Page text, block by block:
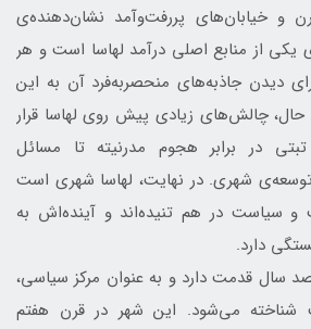
و خیابان‌های پررفت‌وآمد نشان‌دهنده‌ی
یکی از منابع اصلی درآمد لهاسا است و هر
دیدن جاذبه‌های منحصربه‌فرد آن به این
حال، چالش‌های زیادی پیش روی لهاسا قرار
در برابر هجوم مدرنیته تا مسائل
شهری. در نهایت، لهاسا شهری است
سیاست در هم تنیده‌اند و آینده‌اش به
دارد.
سال قدمت دارد و به عنوان مرکز سیاسی،
می‌شود. این شهر در قرن هفتم